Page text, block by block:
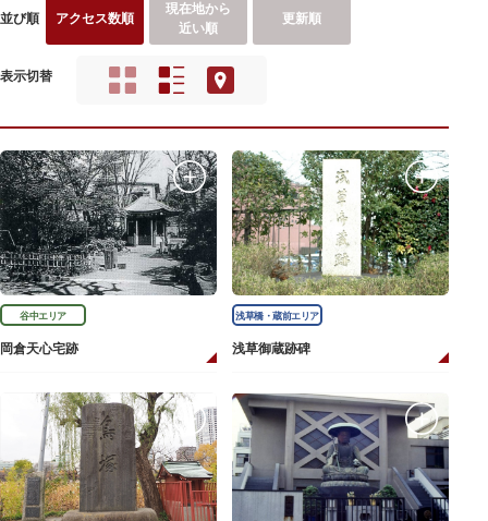
並び順 アクセス数順
現在地から
近い順
更新順
表示切替
谷中エリア
岡倉天心宅跡
浅草橋・蔵前エリア
浅草御蔵跡碑